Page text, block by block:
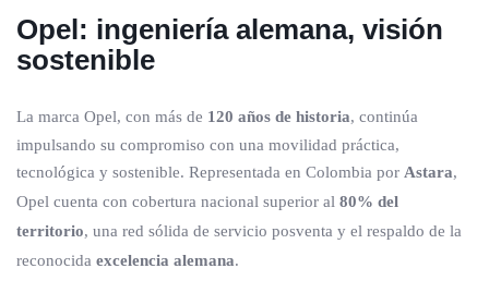
Opel: ingeniería alemana, visión
sostenible
La marca Opel, con más de 120 años de historia, continúa
impulsando su compromiso con una movilidad práctica,
tecnológica y sostenible. Representada en Colombia por Astara,
Opel cuenta con cobertura nacional superior al 80% del
territorio, una red sólida de servicio posventa y el respaldo de la
reconocida excelencia alemana.